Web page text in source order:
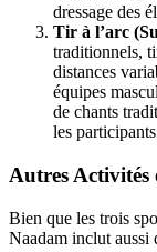
dressage des
Tir à l’arc
traditionnels,
distances
équipes
de chants
les
Autres
Bien que les trois
Naadam inclut aussi